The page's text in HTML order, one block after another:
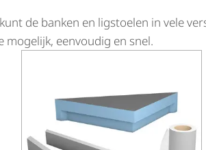
de banken en ligstoelen in vele
mogelijk, eenvoudig en snel.